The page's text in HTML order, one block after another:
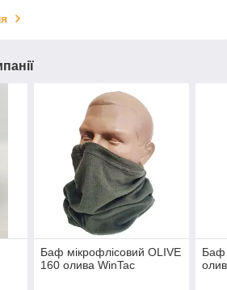
Баф мікрофлісовий OLIVE
160 олива WinTac
Баф